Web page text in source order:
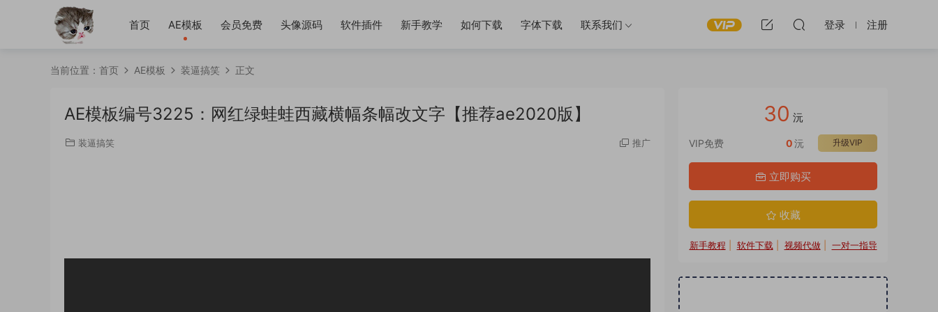
首页 AE模板 会员免费 头像源码 软件插件 新手教学 如何下载 字体下载 联系我们 登录 注册
当前位置： 首页 AE模板 装逼搞笑 正文
AE模板编号3225：网红绿蛙蛙西藏横幅条幅改文字【推荐ae2020版】
装逼搞笑 推广
30 沅
VIP免费 升级VIP
0沅
立即购买
收藏
新手教程 软件下载 视频代做 一对一指导